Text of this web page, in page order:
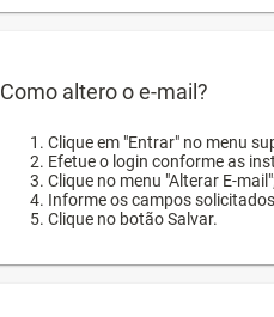
Como altero o e-mail?
Clique em "Entrar" no menu
Efetue o login conforme as
Clique no menu "Alterar E-
Informe os campos
Clique no botão Salvar.